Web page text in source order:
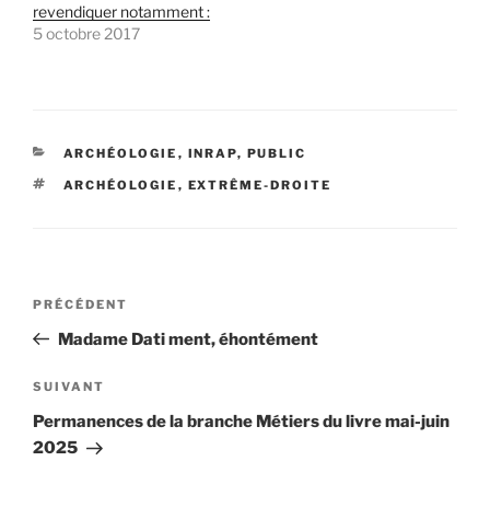
revendiquer notamment :
5 octobre 2017
CATÉGORIES
ARCHÉOLOGIE , INRAP, PUBLIC
ÉTIQUETTES
ARCHÉOLOGIE , EXTRÊME-DROITE
Navigation
l’article
Article
précédent
PRÉCÉDENT
Madame Dati ment, éhontément
Article
suivant
SUIVANT
Permanences de la branche Métiers du livre mai-juin
2025